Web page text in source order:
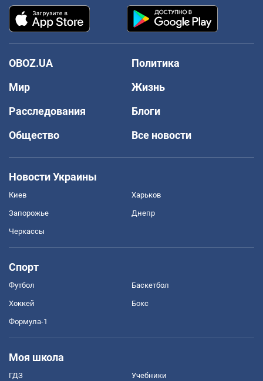
OBOZ.UA
Политика
Мир
Жизнь
Расследования
Блоги
Общество
Все новости
Новости Украины
Киев Харьков
Запорожье Днепр
Черкассы
Спорт
Футбол Баскетбол
Хоккей Бокс
Формула-1
Моя школа
ГДЗ Учебники